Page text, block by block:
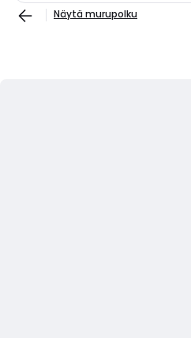
Näytä murupolku